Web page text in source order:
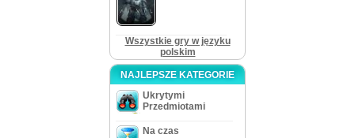
Wszystkie gry w języku
polskim
NAJLEPSZE KATEGORIE
Ukrytymi
Przedmiotami
Na czas